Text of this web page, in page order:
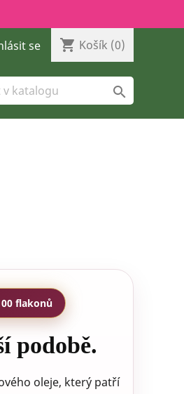
se shopping_cart Košík (0)

flakonů
podobě.
oleje, který patří